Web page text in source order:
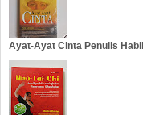
Ayat-Ayat Cinta Penulis